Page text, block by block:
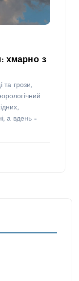
хмарно з
та грози,
а вдень –